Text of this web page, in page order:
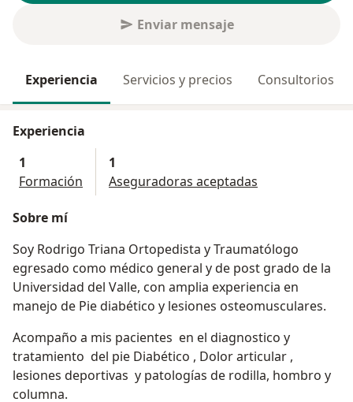
Enviar mensaje
Experiencia Servicios y precios Consultorios
Experiencia
1
Formación
1
Aseguradoras aceptadas
Sobre mí
Soy Rodrigo Triana Ortopedista y Traumatólogo
egresado como médico general y de post grado de la
Universidad del Valle, con amplia experiencia en
manejo de Pie diabético y lesiones osteomusculares.
Acompaño a mis pacientes en el diagnostico y
tratamiento del pie Diabético , Dolor articular ,
lesiones deportivas y patologías de rodilla, hombro y
columna.